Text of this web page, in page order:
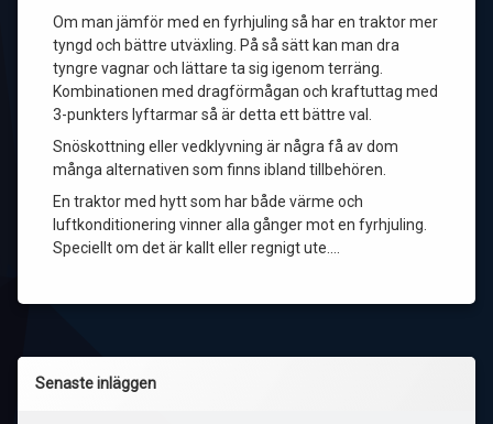
Om man jämför med en fyrhjuling så har en traktor mer
tyngd och bättre utväxling. På så sätt kan man dra
tyngre vagnar och lättare ta sig igenom terräng.
Kombinationen med dragförmågan och kraftuttag med
3-punkters lyftarmar så är detta ett bättre val.
Snöskottning eller vedklyvning är några få av dom
många alternativen som finns ibland tillbehören.
En traktor med hytt som har både värme och
luftkonditionering vinner alla gånger mot en fyrhjuling.
Speciellt om det är kallt eller regnigt ute.…
Vänster
Senaste inläggen